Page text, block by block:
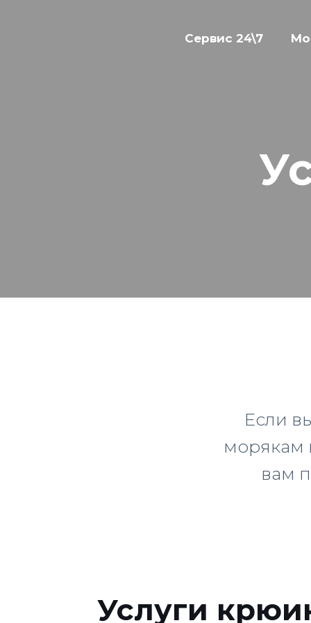
Сервис 24\7
Если
морякам
вам
Услуги